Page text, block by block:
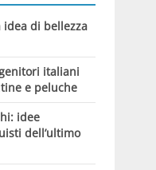
idea di bellezza
italiani
e peluche
idee
dell’ultimo